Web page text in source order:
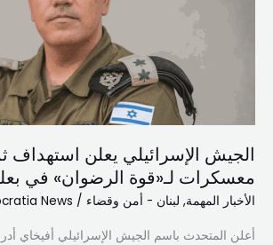
الجيش الإسرائيلي يعلن استهداف
معسكرات لـ«قوة الرضوان» في
الأخبار المهمة, لبنان - أمن وقضاء /
News
أعلن المتحدث باسم الجيش الإسرائيلي أفيخاي
بعلبك